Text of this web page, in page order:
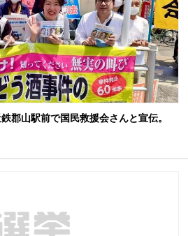
郡山駅前で国民救援会さんと宣伝。